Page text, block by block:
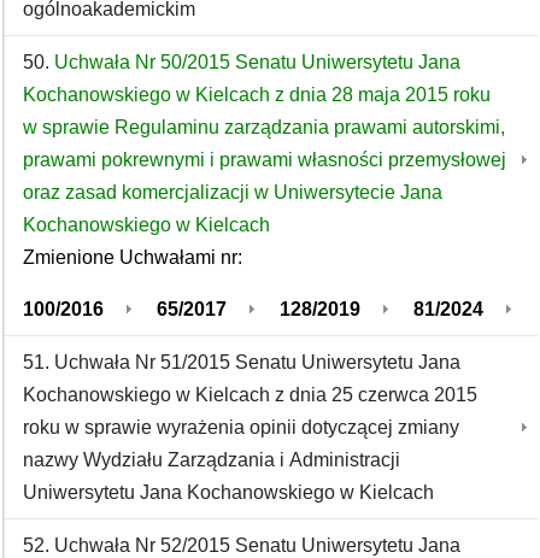
ogólnoakademickim
50. Uchwała Nr 50/2015 Senatu Uniwersytetu Jana
Kochanowskiego w Kielcach z dnia 28 maja 2015 roku
w sprawie Regulaminu zarządzania prawami autorskimi,
prawami pokrewnymi i prawami własności przemysłowej
oraz zasad komercjalizacji w Uniwersytecie Jana
Kochanowskiego w Kielcach
Zmienione Uchwałami nr:
100/2016 65/2017 128/2019 81/2024
51. Uchwała Nr 51/2015 Senatu Uniwersytetu Jana
Kochanowskiego w Kielcach z dnia 25 czerwca 2015
roku w sprawie wyrażenia opinii dotyczącej zmiany
nazwy Wydziału Zarządzania i Administracji
Uniwersytetu Jana Kochanowskiego w Kielcach
52. Uchwała Nr 52/2015 Senatu Uniwersytetu Jana